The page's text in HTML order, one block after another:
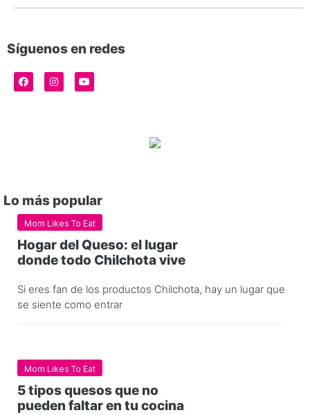
Síguenos en redes
Lo más popular
Mom Likes To Eat
Hogar del Queso: el lugar
donde todo Chilchota vive
Si eres fan de los productos Chilchota, hay un lugar que
se siente como entrar
Mom Likes To Eat
5 tipos quesos que no
pueden faltar en tu cocina